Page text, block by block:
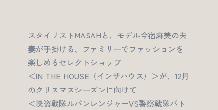
スタイリストMASAHと、モデル今宿麻美の夫
妻が手掛ける、ファミリーでファッションを
楽しめるセレクトショップ
＜IN THE HOUSE（インザハウス）＞が、12月
のクリスマスシーズンに向けて
＜快盗戦隊ルパンレンジャーVS警察戦隊パト